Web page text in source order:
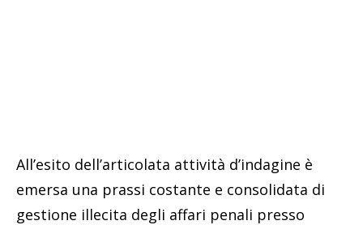
All’esito dell’articolata attività d’indagine è
emersa una prassi costante e consolidata di
gestione illecita degli affari penali presso